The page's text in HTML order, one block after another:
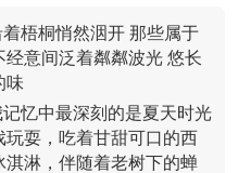
着梧桐悄然洇开 那些属于
意间泛着粼粼波光 悠长
味
记忆中最深刻的是夏天时光
耍，吃着甘甜可口的西
淇淋，伴随着老树下的蝉